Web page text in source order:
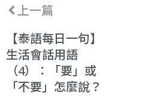
上一篇
【泰語每日一句】
生活會話用語
（4）：「要」或
「不要」怎麼說？